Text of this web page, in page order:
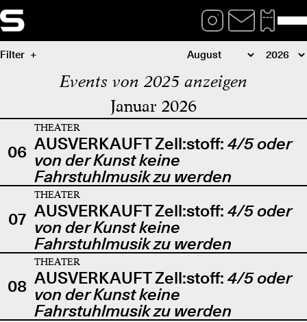
Filter
Events von 2025 anzeigen
Januar 2026
06
THEATER
AUSVERKAUFT Zell:stoff: 4/5 oder
von der Kunst keine
Fahrstuhlmusik zu werden
07
THEATER
AUSVERKAUFT Zell:stoff: 4/5 oder
von der Kunst keine
Fahrstuhlmusik zu werden
08
THEATER
AUSVERKAUFT Zell:stoff: 4/5 oder
von der Kunst keine
Fahrstuhlmusik zu werden